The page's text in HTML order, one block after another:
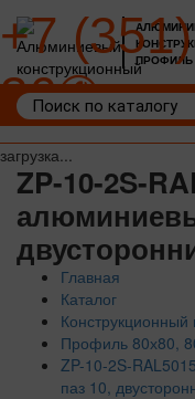
загрузка...
ПРОФИЛЬ
+7
36
ZP-10-2S-
Главная
Каталог
Профиль 80х80,
ZP-10-2S-
паз 10,